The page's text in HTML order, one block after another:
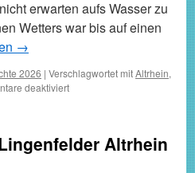
erwarten aufs Wasser zu
Wetters war bis auf einen
→
2026 | Verschlagwortet mitAltrhein,
deaktiviertfür
PaddelsaisonAltrhein